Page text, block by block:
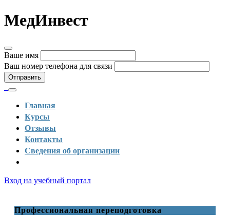
МедИнвест
Ваше имя
Ваш номер телефона для связи
Отправить
Главная
Курсы
Отзывы
Контакты
Сведения об организации
Вход на учебный портал
Профессиональная переподготовка